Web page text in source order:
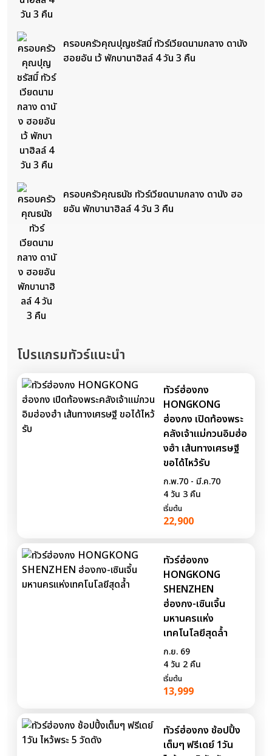
ครอบครัวคุณปุญชรัสมิ์ ทัวร์เวียดนามกลาง ดานัง
ฮอยอัน เว้ พักบานาฮิลล์ 4 วัน 3 คืน
ครอบครัวคุณธนัช ทัวร์เวียดนามกลาง ดานัง ฮอ
ยอัน พักบานาฮิลล์ 4 วัน 3 คืน
โปรแกรมทัวร์แนะนำ
ทัวร์ฮ่องกง
HONGKONG
ฮ่องกง เปิดท้องพระ
คลังเจ้าแม่กวนอิมฮ่อ
งฮำ เส้นทางเศรษฐี
ขอได้ไหว้รับ
ก.พ.70 - มี.ค.70
4 วัน 3 คืน
เริ่มต้น
22,900
ทัวร์ฮ่องกง
HONGKONG
SHENZHEN
ฮ่องกง-เซินเจิ้น
มหานครแห่ง
เทคโนโลยีสุดล้ำ
ก.ย. 69
4 วัน 2 คืน
เริ่มต้น
13,999
ทัวร์ฮ่องกง ช้อปปิ้ง
เต็มๆ ฟรีเดย์ 1วัน